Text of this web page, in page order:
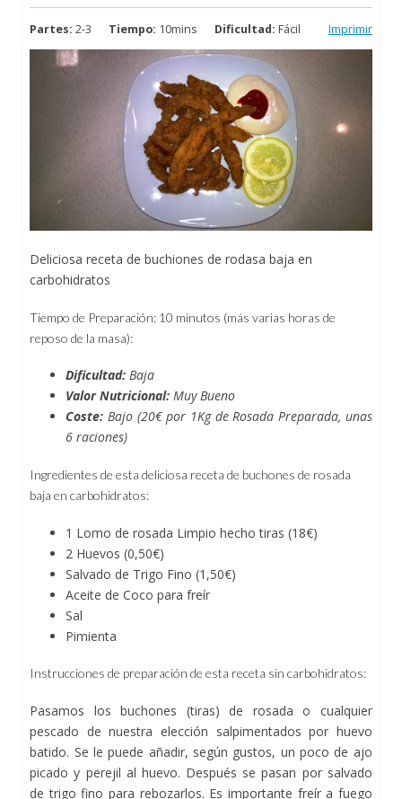
Partes:2-3 Tiempo: 10mins Dificultad:Fácil Imprimir
Deliciosa receta de buchiones de rodasa baja en
carbohidratos
Tiempo de Preparación: 10 minutos (más varias horas de
reposo de la masa):
Dificultad: Baja
Valor Nutricional: Muy Bueno
Coste: Bajo (20€ por 1Kg de Rosada Preparada, unas
6 raciones)
Ingredientes de esta deliciosa receta de buchones de rosada
baja en carbohidratos:
1 Lomo de rosada Limpio hecho tiras (18€)
2 Huevos (0,50€)
Salvado de Trigo Fino (1,50€)
Aceite de Coco para freír
Sal
Pimienta
Instrucciones de preparación de esta receta sin carbohidratos:
Pasamos los buchones (tiras) de rosada o cualquier
pescado de nuestra elección salpimentados por huevo
batido. Se le puede añadir, según gustos, un poco de ajo
picado y perejil al huevo. Después se pasan por salvado
de trigo fino para rebozarlos. Es importante freír a fuego